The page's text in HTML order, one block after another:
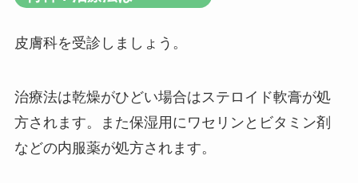
皮膚科を受診しましょう。
治療法は乾燥がひどい場合はステロイド軟膏が処
方されます。また保湿用にワセリンとビタミン剤
などの内服薬が処方されます。